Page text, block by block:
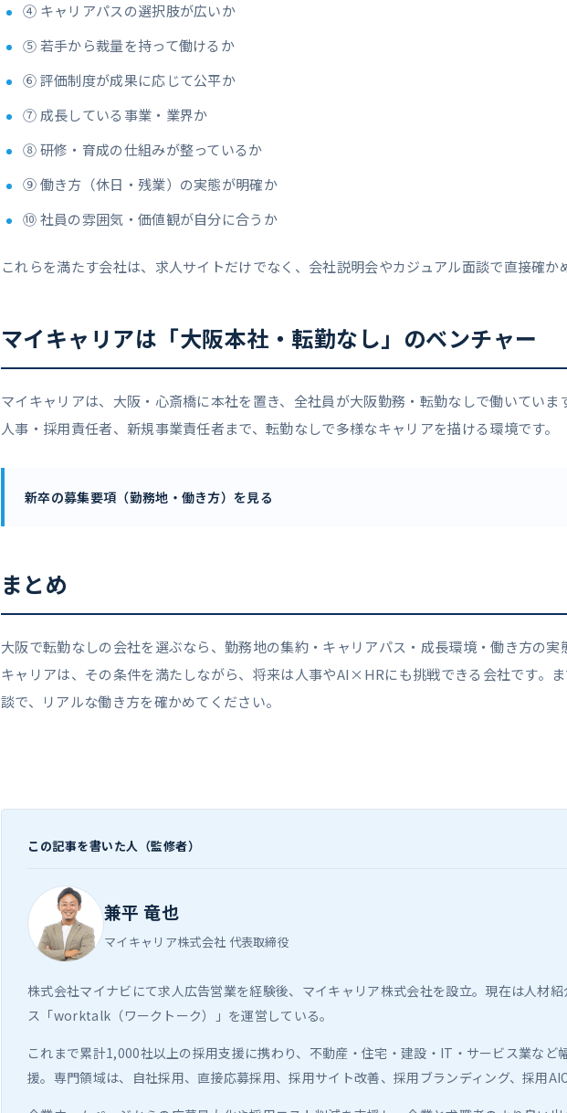
④ キャリアパスの選択肢が広いか
⑤ 若手から裁量を持って働けるか
⑥ 評価制度が成果に応じて公平か
⑦ 成長している事業・業界か
⑧ 研修・育成の仕組みが整っているか
⑨ 働き方（休日・残業）の実態が明確か
⑩ 社員の雰囲気・価値観が自分に合うか
これらを満たす会社は、求人サイトだけでなく、会社説明会やカジュアル面談で直接確か
マイキャリアは「大阪本社・転勤なし」のベンチャー
マイキャリアは、大阪・心斎橋に本社を置き、全社員が大阪勤務・転勤なしで働いていま
人事・採用責任者、新規事業責任者まで、転勤なしで多様なキャリアを描ける環境です。
新卒の募集要項（勤務地・働き方）を見る
まとめ
大阪で転勤なしの会社を選ぶなら、勤務地の集約・キャリアパス・成長環境・働き方の実
キャリアは、その条件を満たしながら、将来は人事やAI×HRにも挑戦できる会社です。
談で、リアルな働き方を確かめてください。
この記事を書いた人（監修者）
兼平 竜也
マイキャリア株式会社 代表取締役
株式会社マイナビにて求人広告営業を経験後、マイキャリア株式会社を設立。現在は人材
ス「worktalk（ワークトーク）」を運営している。
これまで累計1,000社以上の採用支援に携わり、不動産・住宅・建設・IT・サービス業など
援。専門領域は、自社採用、直接応募採用、採用サイト改善、採用ブランディング、採用